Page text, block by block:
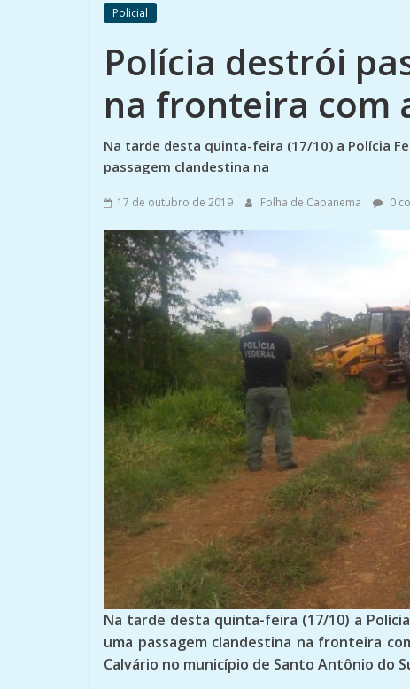
Policial
Polícia destrói
na fronteira com
Na tarde desta quinta-feira (17/10) a Polícia
passagem clandestina na
17 de outubro de 2019 Folha de Capanema 0
Na tarde desta quinta-feira (17/10) a
uma passagem clandestina na fronteira
Calvário no município de Santo Antônio do